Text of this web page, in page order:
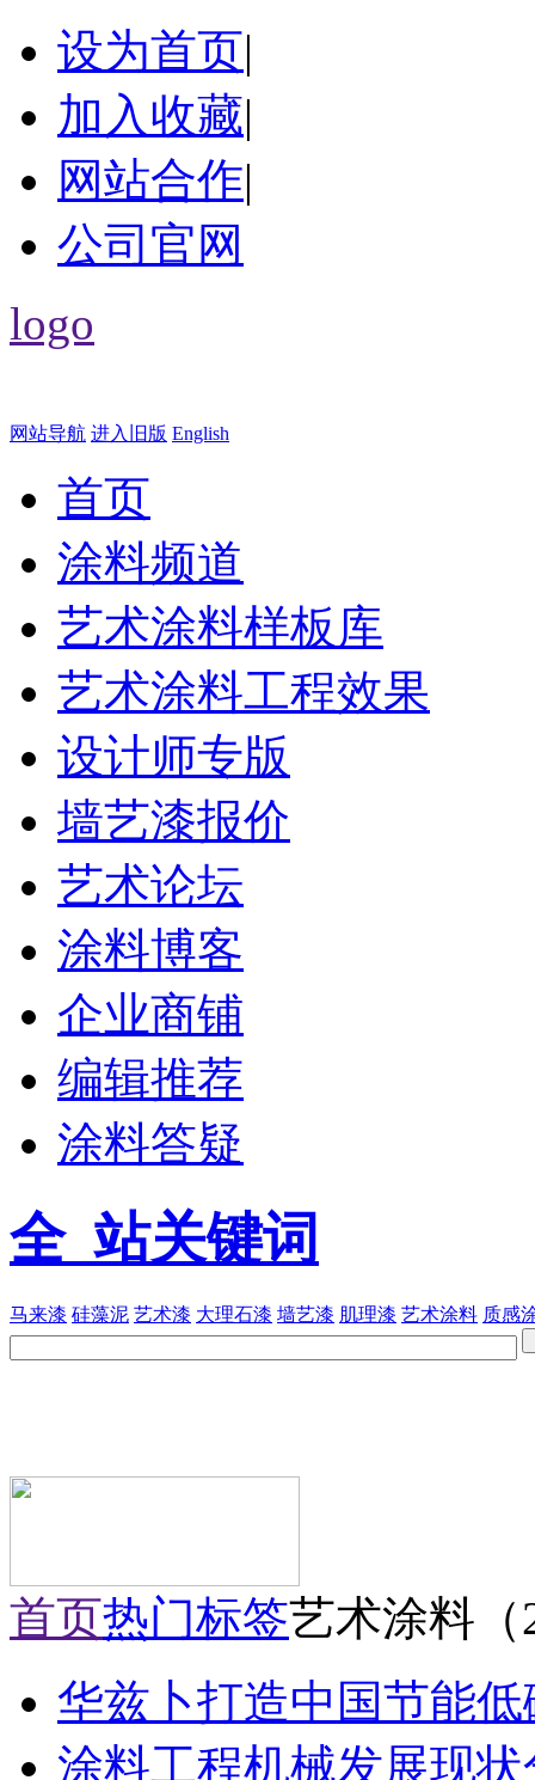
设为首页|
加入收藏|
网站合作|
公司官网
logo
网站导航 进入旧版 English
首页
涂料频道
艺术涂料样板库
艺术涂料工程效果
设计师专版
墙艺漆报价
艺术论坛
涂料博客
企业商铺
编辑推荐
涂料答疑
全 站关键词
马来漆 硅藻泥 艺术漆 大理石漆 墙艺漆 肌理漆 艺术涂料 质感
首页热门标签艺术涂料（
华兹卜打造中国节能
涂料工程机械发展现状